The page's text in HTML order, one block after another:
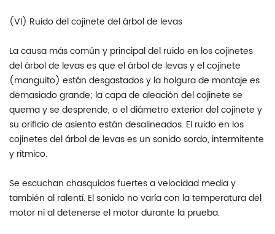
(VI) Ruido del cojinete del árbol de levas
La causa más común y principal del ruido en los cojinetes
del árbol de levas es que el árbol de levas y el cojinete
(manguito) están desgastados y la holgura de montaje es
demasiado grande; la capa de aleación del cojinete se
quema y se desprende, o el diámetro exterior del cojinete y
su orificio de asiento están desalineados. El ruido en los
cojinetes del árbol de levas es un sonido sordo, intermitente
y rítmico.
Se escuchan chasquidos fuertes a velocidad media y
también al ralentí. El sonido no varía con la temperatura del
motor ni al detenerse el motor durante la prueba.